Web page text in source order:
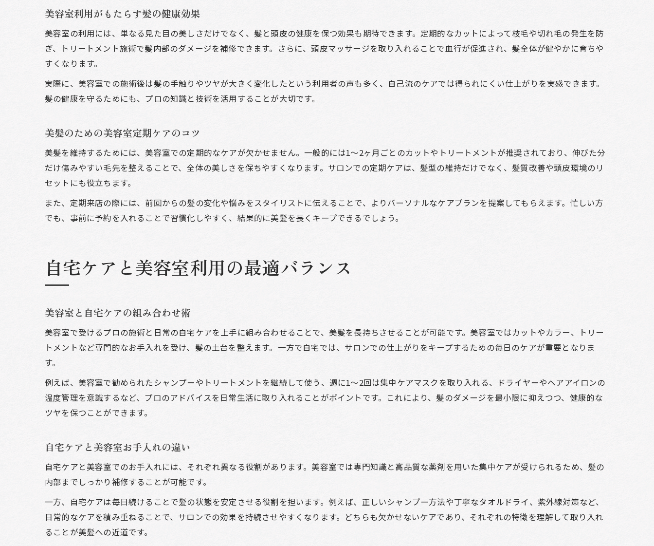
美容室お手入れ派の予約時ポイント
美容室で伝えるべき髪悩みの整理法
美容室訪問時に意識したい注意点
美容室活用でお手入れ効率を高めるコツ
美容室利用がもたらす髪の健康効果
美容室の利用には、単なる見た目の美しさだけでなく、髪と頭皮の健康を保つ効果も期待できます。定期的なカットによって枝毛や切れ毛の発生を防
ぎ、トリートメント施術で髪内部のダメージを補修できます。さらに、頭皮マッサージを取り入れることで血行が促進され、髪全体が健やかに育ちや
すくなります。
実際に、美容室での施術後は髪の手触りやツヤが大きく変化したという利用者の声も多く、自己流のケアでは得られにくい仕上がりを実感できます。
髪の健康を守るためにも、プロの知識と技術を活用することが大切です。
美髪のための美容室定期ケアのコツ
美髪を維持するためには、美容室での定期的なケアが欠かせません。一般的には1〜2ヶ月ごとのカットやトリートメントが推奨されており、伸びた分
だけ傷みやすい毛先を整えることで、全体の美しさを保ちやすくなります。サロンでの定期ケアは、髪型の維持だけでなく、髪質改善や頭皮環境のリ
セットにも役立ちます。
また、定期来店の際には、前回からの髪の変化や悩みをスタイリストに伝えることで、よりパーソナルなケアプランを提案してもらえます。忙しい方
でも、事前に予約を入れることで習慣化しやすく、結果的に美髪を長くキープできるでしょう。
自宅ケアと美容室利用の最適バランス
美容室と自宅ケアの組み合わせ術
美容室で受けるプロの施術と日常の自宅ケアを上手に組み合わせることで、美髪を長持ちさせることが可能です。美容室ではカットやカラー、トリー
トメントなど専門的なお手入れを受け、髪の土台を整えます。一方で自宅では、サロンでの仕上がりをキープするための毎日のケアが重要となりま
す。
例えば、美容室で勧められたシャンプーやトリートメントを継続して使う、週に1〜2回は集中ケアマスクを取り入れる、ドライヤーやヘアアイロンの
温度管理を意識するなど、プロのアドバイスを日常生活に取り入れることがポイントです。これにより、髪のダメージを最小限に抑えつつ、健康的な
ツヤを保つことができます。
自宅ケアと美容室お手入れの違い
自宅ケアと美容室でのお手入れには、それぞれ異なる役割があります。美容室では専門知識と高品質な薬剤を用いた集中ケアが受けられるため、髪の
内部までしっかり補修することが可能です。
一方、自宅ケアは毎日続けることで髪の状態を安定させる役割を担います。例えば、正しいシャンプー方法や丁寧なタオルドライ、紫外線対策など、
日常的なケアを積み重ねることで、サロンでの効果を持続させやすくなります。どちらも欠かせないケアであり、それぞれの特徴を理解して取り入れ
ることが美髪への近道です。